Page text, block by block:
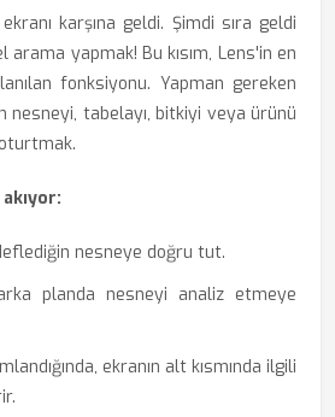
karşına geldi. Şimdi sıra geldi
arama yapmak! Bu kısım, Lens'in en
fonksiyonu. Yapman gereken
nesneyi, tabelayı, bitkiyi veya ürünü
nesneye doğru tut.
planda nesneyi analiz etmeye
ekranın alt kısmında ilgili